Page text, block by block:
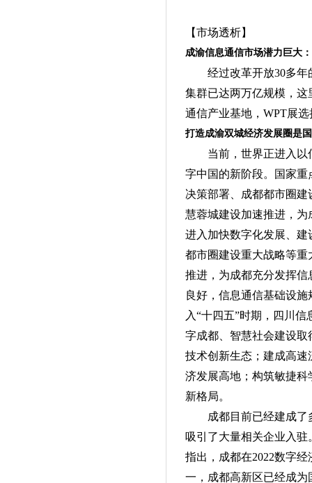
【市场透析】
成渝信息通信市场潜力巨大：
经过改革开放30多
集群已达两万亿规模，
通信产业基地，WPT展
打造成渝双城经济发展圈是
当前，世界正进入
字中国的新阶段。国家
决策部署、成都都市圈
慧蓉城建设加速推进，
进入加快数字化发展、
都市圈建设重大战略等重
推进，为成都充分发挥
良好，信息通信基础设
入“十四五”时期，四川
字成都、智慧社会建设
技术创新生态；建成高
济发展高地；构筑敏捷
新格局。
成都目前已经建成
吸引了大量相关企业入
指出，成都在2022数字
一 ， 成都高新区已经成